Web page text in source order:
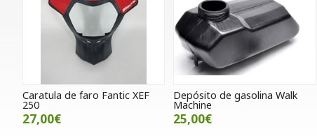
Caratula de faro Fantic XEF
250
27,00€
Depósito de gasolina Walk
Machine
25,00€